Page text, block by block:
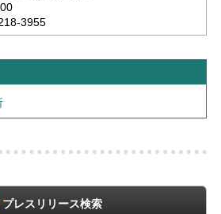
3955
プレスリリース検索